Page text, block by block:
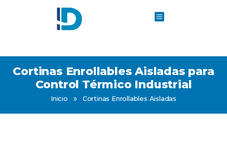
Cortinas Enrollables Aisladas para
Control Térmico Industrial
Inicio » Cortinas Enrollables Aisladas